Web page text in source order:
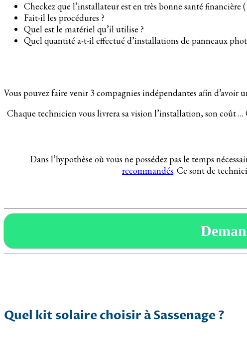
Checkez que l’installateur est en très bonne santé
Fait-il les procédures ?
Quel est le matériel qu’il utilise ?
Quel quantité a-t-il effectué d’installations de panneaux
Vous pouvez faire venir 3 compagnies indépendantes afin
Chaque technicien vous livrera sa vision l’installation, son coût
Dans l’hypothèse où vous ne possédez pas le temps
recommandés. Ce sont de
Quel kit solaire choisir à Sassenage ?